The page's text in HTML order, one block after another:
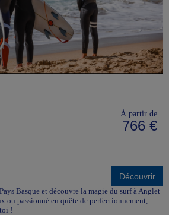
À partir de
766 €
Découvrir
Basque et découvre la magie du surf à Anglet
ou passionné en quête de perfectionnement,
!